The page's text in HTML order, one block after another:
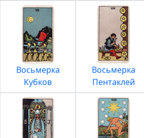
Восьмерка
Кубков
Восьмерка
Пентаклей